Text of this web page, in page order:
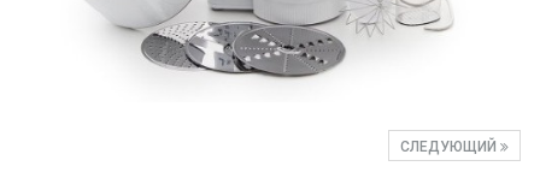
СЛЕДУЮЩИЙ